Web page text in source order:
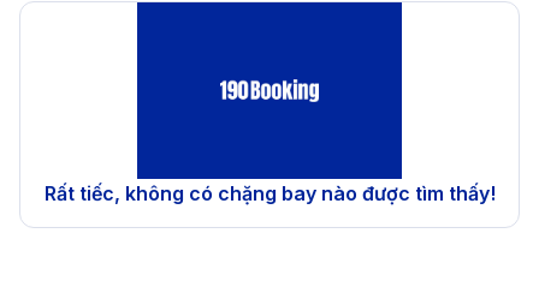
Rất tiếc, không có chặng bay nào được tìm thấy!